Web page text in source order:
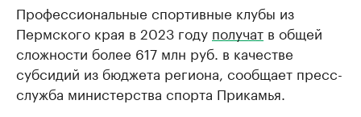
Профессиональные спортивные клубы из
Пермского края в 2023 году получат в общей
сложности более 617 млн руб. в качестве
субсидий из бюджета региона, сообщает пресс-
служба министерства спорта Прикамья.